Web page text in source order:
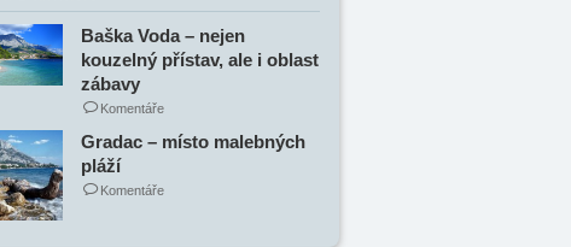
Baška Voda – nejen
kouzelný přístav, ale i oblast
zábavy
Komentáře
Gradac – místo malebných
pláží
Komentáře